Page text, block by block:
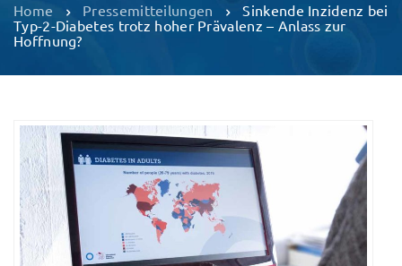
Home Pressemitteilungen
Sinkende Inzidenz bei
Typ-2-Diabetes trotz hoher Prävalenz – Anlass zur
Hoffnung?